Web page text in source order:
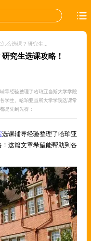
哈珀亚当斯大学学院怎么选课？研究生选课攻略！
究生选课攻略！
导经验整理了哈珀亚当斯大学学院
学生。哈珀亚当斯大学学院选课常
是先到先得；
选课辅导经验整理了哈珀亚
这篇文章希望能帮助到各